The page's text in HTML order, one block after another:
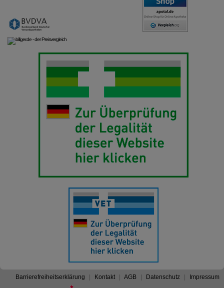
Barrierefreiheitserklärung Kontakt AGB Datenschutz Impressum